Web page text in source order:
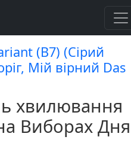
(B7) (Сірий
Мій вірний Das
хвилювання
Виборах